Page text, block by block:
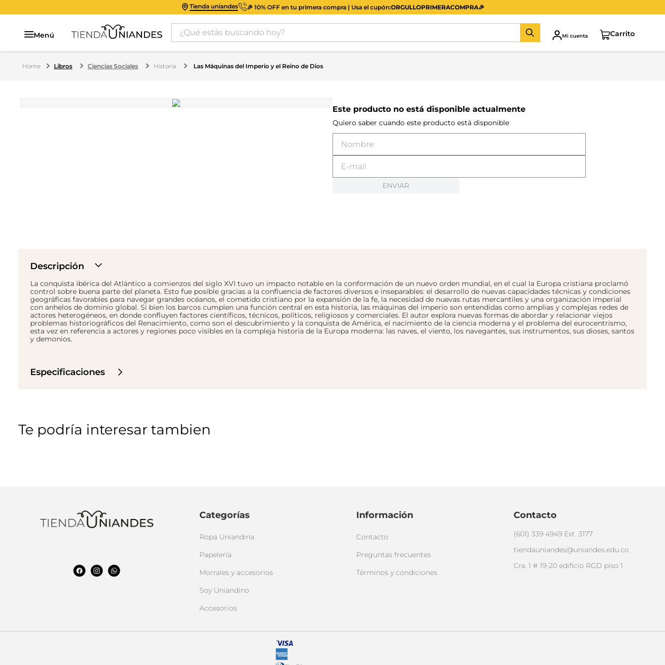
Tienda uniandes 🎉 10% OFF en tu primera compra | Usa el cupón:ORGULLOPRIMERACOMPRA🎉
Menú
¿Qué estás buscando hoy?
Mi cuenta
Libros Ciencias Sociales Historia Las Máquinas del Imperio y el Reino de Dios
Este producto no está disponible actualmente
Quiero saber cuando este producto está disponible
ENVIAR
Descripción
La conquista ibérica del Atlántico a comienzos del siglo XVI tuvo un impacto notable en la conformación de un nuevo orden mundial, en el cual la Europa cristiana proclamó
control sobre buena parte del planeta. Esto fue posible gracias a la confluencia de factores diversos e inseparables: el desarrollo de nuevas capacidades técnicas y condiciones
geográficas favorables para navegar grandes océanos, el cometido cristiano por la expansión de la fe, la necesidad de nuevas rutas mercantiles y una organización imperial
con anhelos de dominio global. Si bien los barcos cumplen una función central en esta historia, las máquinas del imperio son entendidas como amplias y complejas redes de
actores heterogéneos, en donde confluyen factores científicos, técnicos, políticos, religiosos y comerciales. El autor explora nuevas formas de abordar y relacionar viejos
problemas historiográficos del Renacimiento, como son el descubrimiento y la conquista de América, el nacimiento de la ciencia moderna y el problema del eurocentrismo,
esta vez en referencia a actores y regiones poco visibles en la compleja historia de la Europa moderna: las naves, el viento, los navegantes, sus instrumentos, sus dioses, santos
y demonios.
Especificaciones
Te podría interesar tambien
Categorías
Ropa Uniandina
Papelería
Morrales y accesorios
Soy Uniandino
Accesorios
Información
Contacto
Preguntas frecuentes
Términos y condiciones
Contacto
(601) 339 4949 Ext. 3177
tiendauniandes@uniandes.edu.co
Cra. 1 # 19-20 edificio RGD piso 1